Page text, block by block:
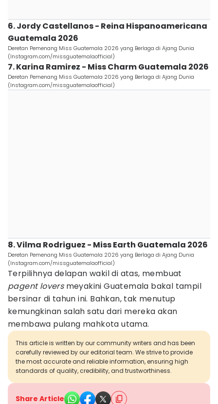
6. Jordy Castellanos - Reina Hispanoamericana
Guatemala 2026
Deretan Pemenang Miss Guatemala 2026 yang Berlaga di Ajang Dunia
(Instagram.com/missguatemalaofficial)
7. Karina Ramirez - Miss Charm Guatemala 2026
Deretan Pemenang Miss Guatemala 2026 yang Berlaga di Ajang Dunia
(Instagram.com/missguatemalaofficial)
8. Vilma Rodriguez - Miss Earth Guatemala 2026
Deretan Pemenang Miss Guatemala 2026 yang Berlaga di Ajang Dunia
(Instagram.com/missguatemalaofficial)
Terpilihnya delapan wakil di atas, membuat
pagent lovers meyakini Guatemala bakal tampil
bersinar di tahun ini. Bahkan, tak menutup
kemungkinan salah satu dari mereka akan
membawa pulang mahkota utama.
This article is written by our community writers and has been
carefully reviewed by our editorial team. We strive to provide
the most accurate and reliable information, ensuring high
standards of quality, credibility, and trustworthiness.
Share Article